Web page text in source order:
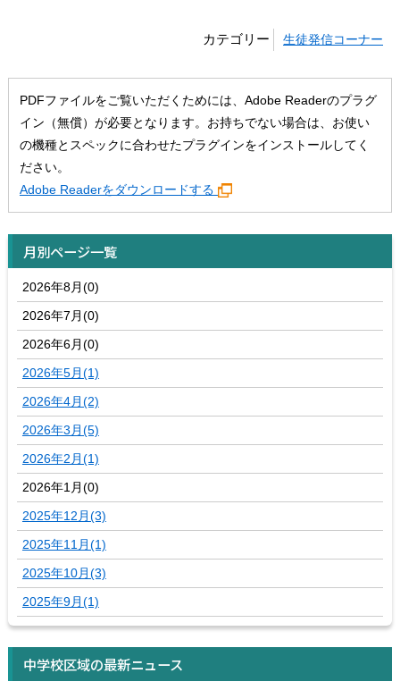
カテゴリー 生徒発信コーナー
PDFファイルをご覧いただくためには、Adobe Readerのプラグ
イン（無償）が必要となります。お持ちでない場合は、お使い
の機種とスペックに合わせたプラグインをインストールしてく
ださい。
Adobe Readerをダウンロードする
月別ページ一覧
2026年8月(0)
2026年7月(0)
2026年6月(0)
2026年5月(1)
2026年4月(2)
2026年3月(5)
2026年2月(1)
2026年1月(0)
2025年12月(3)
2025年11月(1)
2025年10月(3)
2025年9月(1)
中学校区域の最新ニュース